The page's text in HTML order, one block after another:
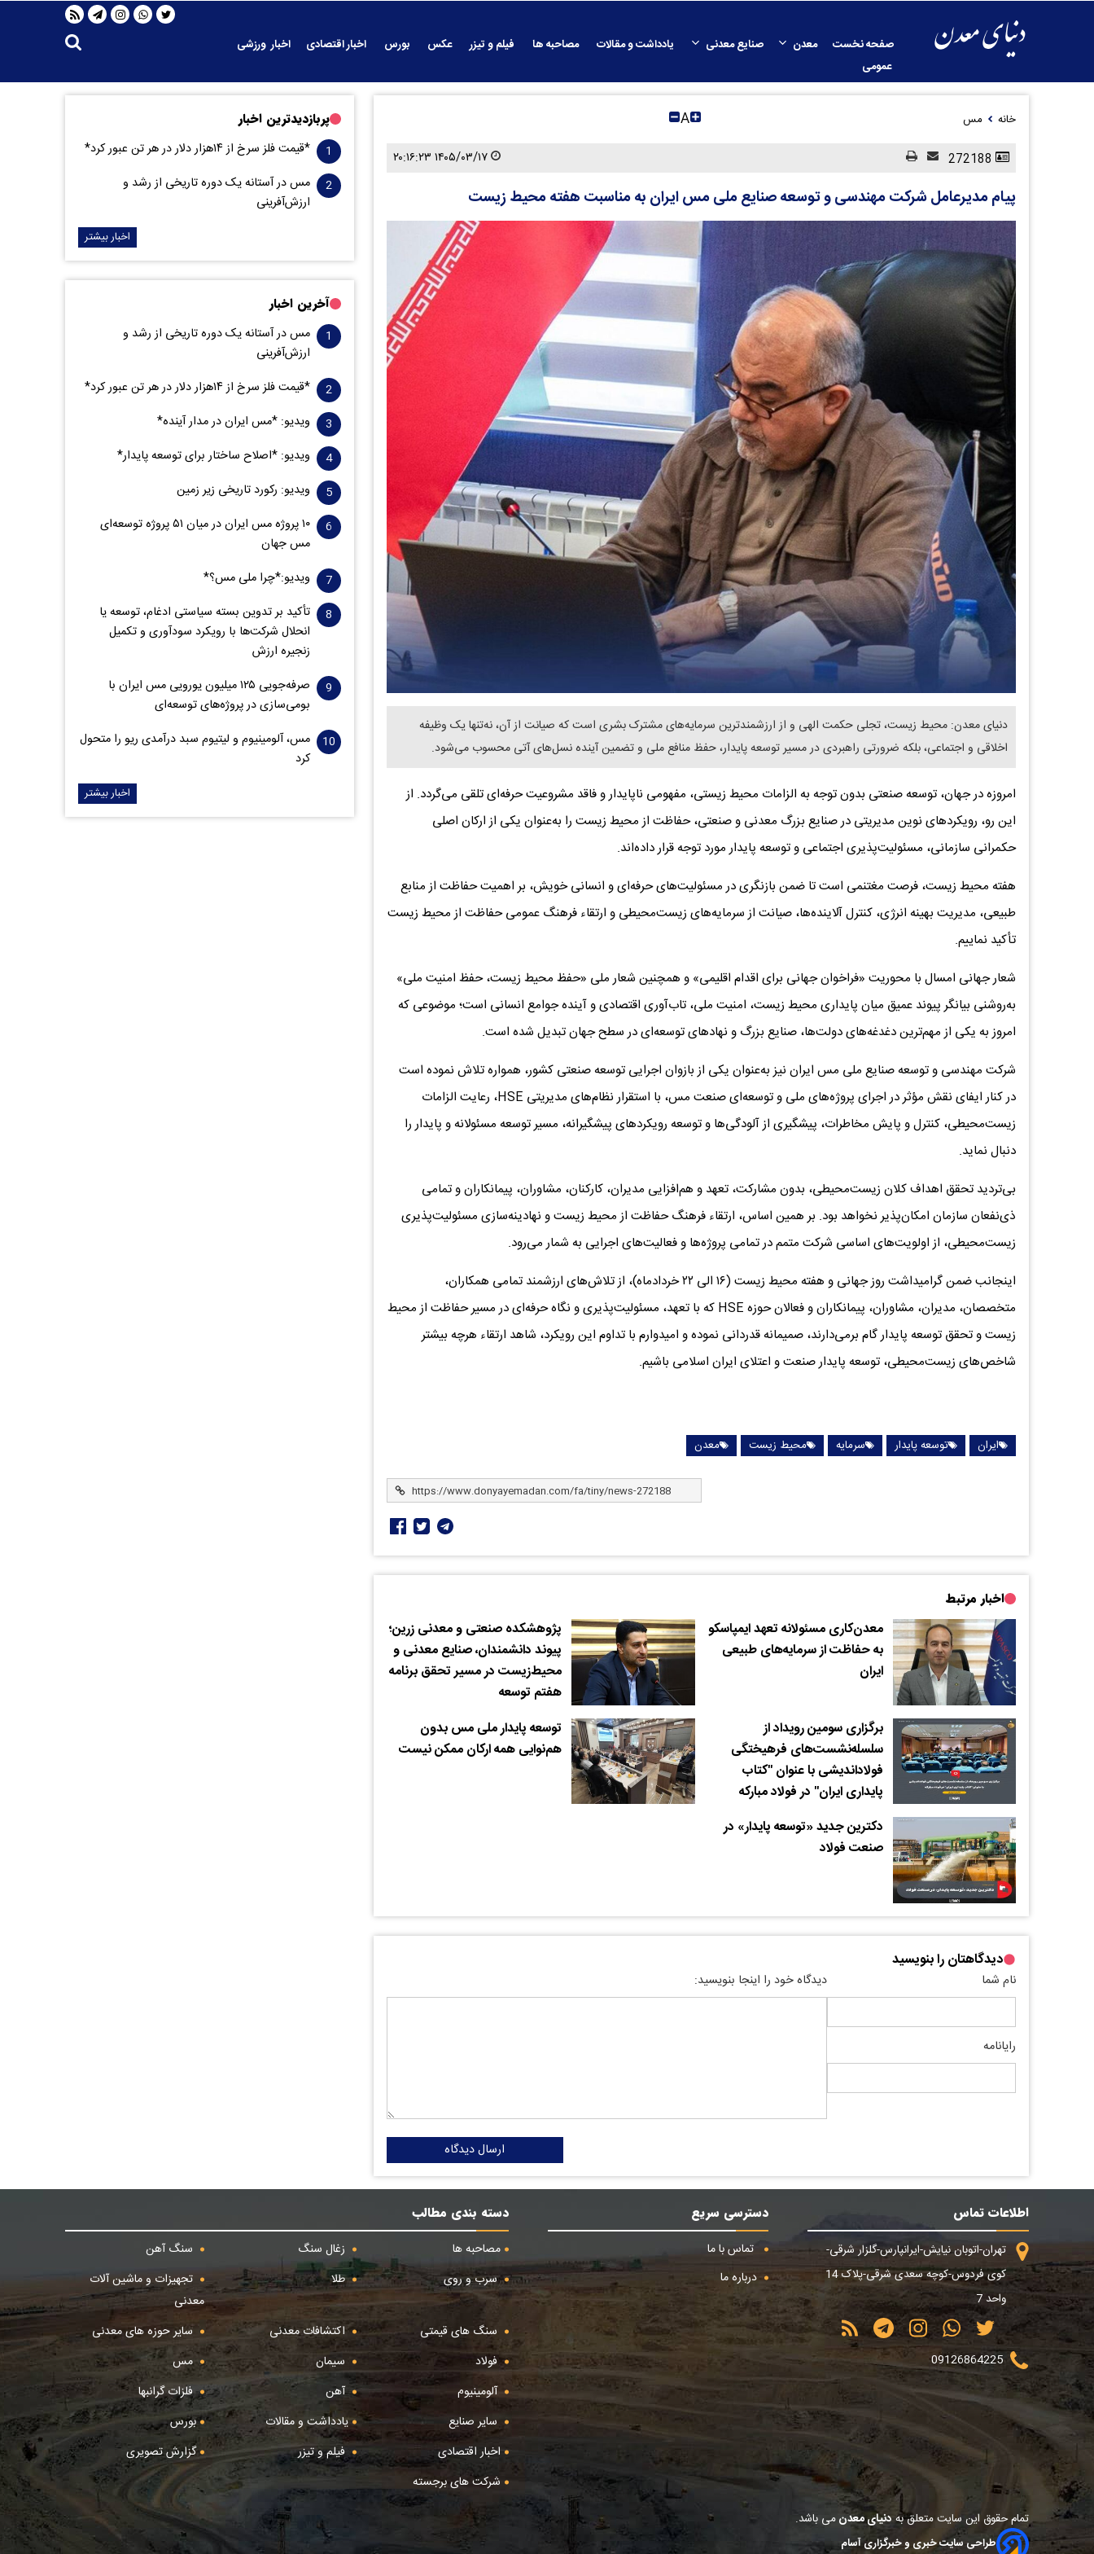
صفحه نخست معدن صنایع معدنی یادداشت و مقالات مصاحبه ها فیلم و تیزر عکس بورس اخبار اقتصادی
اخبار ورزشی
عمومی
خانه مس A
۱۴۰۵/۰۳/۱۷ ۲۰:۱۶:۲۳
پیام مدیرعامل شرکت مهندسی و توسعه صنایع ملی مس ایران به مناسبت هفته محیط زیست
دنیای معدن: محیط زیست، تجلی حکمت الهی و از ارزشمندترین سرمایه‌های مشترک بشری است که صیانت از آن، نه‌تنها یک وظیفه
اخلاقی و اجتماعی، بلکه ضرورتی راهبردی در مسیر توسعه پایدار، حفظ منافع ملی و تضمین آینده نسل‌های آتی محسوب می‌شود.
امروزه در جهان، توسعه صنعتی بدون توجه به الزامات محیط زیستی، مفهومی ناپایدار و فاقد مشروعیت حرفه‌ای تلقی می‌گردد. از
این رو، رویکردهای نوین مدیریتی در صنایع بزرگ معدنی و صنعتی، حفاظت از محیط زیست را به‌عنوان یکی از ارکان اصلی
حکمرانی سازمانی، مسئولیت‌پذیری اجتماعی و توسعه پایدار مورد توجه قرار داده‌اند.
هفته محیط زیست، فرصت مغتنمی است تا ضمن بازنگری در مسئولیت‌های حرفه‌ای و انسانی خویش، بر اهمیت حفاظت از منابع
طبیعی، مدیریت بهینه انرژی، کنترل آلاینده‌ها، صیانت از سرمایه‌های زیست‌محیطی و ارتقاء فرهنگ عمومی حفاظت از محیط زیست
تأکید نماییم.
شعار جهانی امسال با محوریت «فراخوان جهانی برای اقدام اقلیمی» و همچنین شعار ملی «حفظ محیط زیست، حفظ امنیت ملی»
به‌روشنی بیانگر پیوند عمیق میان پایداری محیط زیست، امنیت ملی، تاب‌آوری اقتصادی و آینده جوامع انسانی است؛ موضوعی که
امروز به یکی از مهم‌ترین دغدغه‌های دولت‌ها، صنایع بزرگ و نهادهای توسعه‌ای در سطح جهان تبدیل شده است.
شرکت مهندسی و توسعه صنایع ملی مس ایران نیز به‌عنوان یکی از بازوان اجرایی توسعه صنعتی کشور، همواره تلاش نموده است
در کنار ایفای نقش مؤثر در اجرای پروژه‌های ملی و توسعه‌ای صنعت مس، با استقرار نظام‌های مدیریتی HSE، رعایت الزامات
زیست‌محیطی، کنترل و پایش مخاطرات، پیشگیری از آلودگی‌ها و توسعه رویکردهای پیشگیرانه، مسیر توسعه مسئولانه و پایدار را
دنبال نماید.
بی‌تردید تحقق اهداف کلان زیست‌محیطی، بدون مشارکت، تعهد و هم‌افزایی مدیران، کارکنان، مشاوران، پیمانکاران و تمامی
ذی‌نفعان سازمان امکان‌پذیر نخواهد بود. بر همین اساس، ارتقاء فرهنگ حفاظت از محیط زیست و نهادینه‌سازی مسئولیت‌پذیری
زیست‌محیطی، از اولویت‌های اساسی شرکت متمم در تمامی پروژه‌ها و فعالیت‌های اجرایی به شمار می‌رود.
اینجانب ضمن گرامیداشت روز جهانی و هفته محیط زیست (۱۶ الی ۲۲ خردادماه)، از تلاش‌های ارزشمند تمامی همکاران،
متخصصان، مدیران، مشاوران، پیمانکاران و فعالان حوزه HSE که با تعهد، مسئولیت‌پذیری و نگاه حرفه‌ای در مسیر حفاظت از محیط
زیست و تحقق توسعه پایدار گام برمی‌دارند، صمیمانه قدردانی نموده و امیدوارم با تداوم این رویکرد، شاهد ارتقاء هرچه بیشتر
شاخص‌های زیست‌محیطی، توسعه پایدار صنعت و اعتلای ایران اسلامی باشیم.
ایران توسعه پایدار سرمایه محیط زیست معدن
اخبار مرتبط
معدن‌کاری مسئولانه تعهد ایمپاسکو
به حفاظت از سرمایه‌های طبیعی
ایران
پژوهشکده صنعتی و معدنی زرین؛
پیوند دانشمندان، صنایع معدنی و
محیط‌زیست در مسیر تحقق برنامه
هفتم توسعه
برگزاری سومین رویداد از
سلسله‌نشست‌های فرهیختگی
فولاداندیشی با عنوان "کتاب
پایداری ایران" در فولاد مبارکه
توسعه پایدار ملی مس بدون
هم‌نوایی همه ارکان ممکن نیست
دکترین جدید «توسعه پایدار» در
صنعت فولاد
دیدگاهتان را بنویسید
نام شما
رایانامه
دیدگاه خود را اینجا بنویسید:
ارسال دیدگاه
پربازدیدترین اخبار
*قیمت فلز سرخ از ۱۴هزار دلار در هر تن عبور کرد*
مس در آستانه یک دوره تاریخی از رشد و
ارزش‌آفرینی
اخبار بیشتر
آخرین اخبار
مس در آستانه یک دوره تاریخی از رشد و
ارزش‌آفرینی
*قیمت فلز سرخ از ۱۴هزار دلار در هر تن عبور کرد*
ویدیو: *مس ایران در مدار آینده*
ویدیو: *اصلاح ساختار برای توسعه پایدار*
ویدیو: رکورد تاریخی زیر زمین
۱۰ پروژه مس ایران در میان ۵۱ پروژه توسعه‌ای
مس جهان
ویدیو:*چرا ملی مس؟*
تأکید بر تدوین بسته سیاستی ادغام، توسعه یا
انحلال شرکت‌ها با رویکرد سودآوری و تکمیل
زنجیره ارزش
صرفه‌جویی ۱۲۵ میلیون یورویی مس ایران با
بومی‌سازی در پروژه‌های توسعه‌ای
مس، آلومینیوم و لیتیوم سبد درآمدی ریو را متحول
کرد
اخبار بیشتر
اطلاعات تماس
تهران-اتوبان نیایش-ایرانپارس-گلزار شرقی-
کوی فردوس-کوچه سعدی شرقی-پلاک 14
واحد 7
09126864225
دسترسی سریع
تماس با ما
درباره ما
دسته بندی مطالب
مصاحبه ها
زغال سنگ
سنگ آهن
سرب و روی
طلا
تجهیزات و ماشین آلات
معدنی
سنگ های قیمتی
اکتشافات معدنی
سایر حوزه های معدنی
فولاد
سیمان
مس
آلومینیوم
آهن
فلزات گرانبها
سایر صنایع
یادداشت و مقالات
بورس
اخبار اقتصادی
فیلم و تیزر
گزارش تصویری
شرکت های برجسته
تمام حقوق این سایت متعلق بهدنیای معدنمی باشد.
طراحی سایت خبری و خبرگزاری آسام